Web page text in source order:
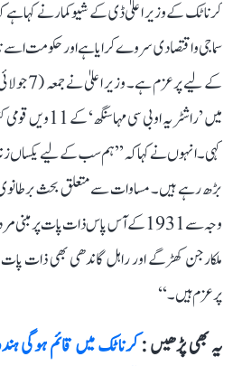
کرناٹک کے وزیر اعلیٰ ڈی کے شیوکمار نے کہا
سماجی و اقتصادی سروے کرایا ہے اور حکومت اسے
کے لیے
میں ’راشٹریہ او
کہی۔ انہوں نے کہا کہ ’’ہم سب کے لیے یکساں
بڑھ رہے ہیں۔ مساوات سے متعلق بحث
وجہ سے 1931 کے آس پاس ذات پات پر
ملکارجن کھڑگے اور راہل گاندھی بھی ذات
پرعزم ہیں۔‘‘
یہ بھی پڑھیں :کرناٹک میں قائم ہوگی